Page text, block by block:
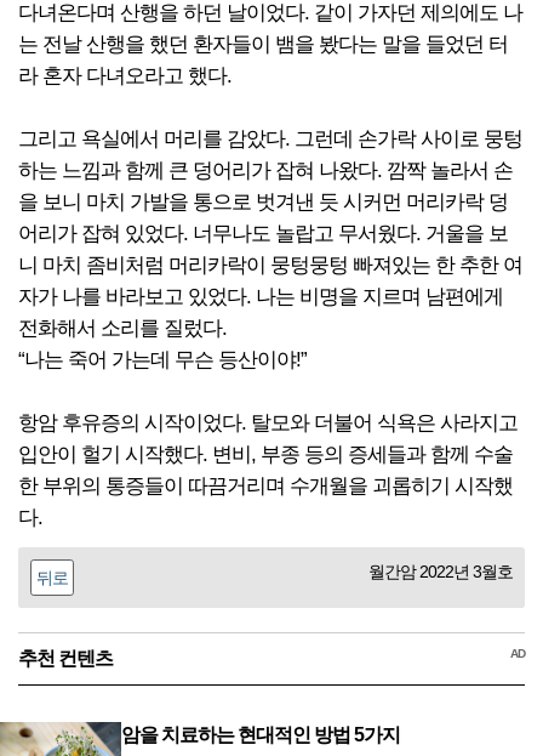
다녀온다며 산행을 하던 날이었다. 같이 가자던 제의에도 나
는 전날 산행을 했던 환자들이 뱀을 봤다는 말을 들었던 터
라 혼자 다녀오라고 했다.
그리고 욕실에서 머리를 감았다. 그런데 손가락 사이로 뭉텅
하는 느낌과 함께 큰 덩어리가 잡혀 나왔다. 깜짝 놀라서 손
을 보니 마치 가발을 통으로 벗겨낸 듯 시커먼 머리카락 덩
어리가 잡혀 있었다. 너무나도 놀랍고 무서웠다. 거울을 보
니 마치 좀비처럼 머리카락이 뭉텅뭉텅 빠져있는 한 추한 여
자가 나를 바라보고 있었다. 나는 비명을 지르며 남편에게
전화해서 소리를 질렀다.
“나는 죽어 가는데 무슨 등산이야!”
항암 후유증의 시작이었다. 탈모와 더불어 식욕은 사라지고
입안이 헐기 시작했다. 변비, 부종 등의 증세들과 함께 수술
한 부위의 통증들이 따끔거리며 수개월을 괴롭히기 시작했
다.
뒤로 월간암 2022년 3월호
추천 컨텐츠 AD
암을 치료하는 현대적인 방법 5가지